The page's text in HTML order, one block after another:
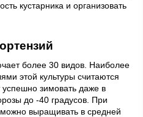
кустарника и организовать
более 30 видов. Наиболее
этой культуры считаются
зимовать даже в
до -40 градусов. При
выращивать в средней